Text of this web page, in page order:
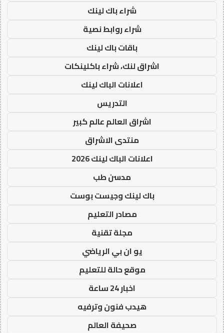
شراء باك لينك
شراء روابط نصية
باقات باك لينك
اشراق لنك، شراء باكلينكات
اعلانات الباك لينك
التدريس
اشراق العالم عالم كبير
منتدى الاشراق
اعلانات الباك لينك 2026
مدسن طب
باك لينك وجيست بوست
مصادر التعليم
مجلة تقنية
يو ان بي الرياضي
موقع حالة للتعليم
اخبار 24 ساعة
هيدب فنون وترفيه
صحيفة العالم